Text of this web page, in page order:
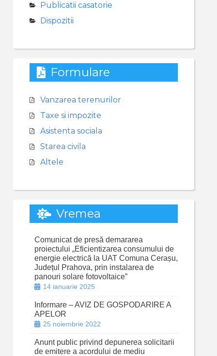
Publicatii casatorie
Dispozitii
Formulare
Vanzarea terenurilor
Taxe si impozite
Asistenta sociala
Starea civila
Altele
Vremea
Comunicat de presă demararea
proiectului „Eficientizarea consumului de
energie electrică la UAT Comuna Cerașu,
Județul Prahova, prin instalarea de
panouri solare fotovoltaice”
14 ianuarie 2025
Informare – AVIZ DE GOSPODARIRE A
APELOR
25 noiembrie 2022
Anunt public privind depunerea solicitarii
de emitere a acordului de mediu